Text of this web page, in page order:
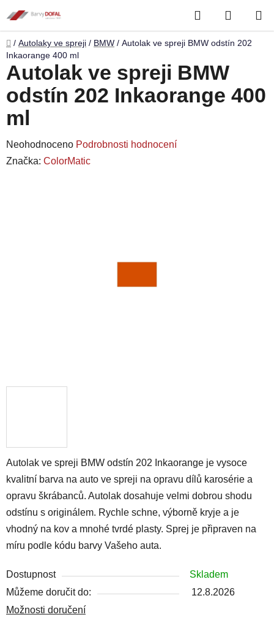
na
obsah
Hledat
KOŠÍK
Domů
/ Autolaky ve spreji / BMW / Autolak ve spreji BMW odstín 202
Inkaorange 400 ml
Autolak ve spreji BMW odstín 202 Inkaorange je vysoce
kvalitní barva na auto ve spreji na opravu dílů karosérie a
opravu škrábanců. Autolak dosahuje velmi dobrou shodu
odstínu s originálem. Rychle schne, výborně kryje a je
vhodný na kov a mnohé tvrdé plasty. Sprej je připraven na
míru podle kódu barvy Vašeho auta.
Dostupnost
Skladem
Můžeme doručit do:
12.8.2026
Možnosti doručení
Autolak ve spreji BMW
odstín 202 Inkaorange 400
ml
Průměrné
hodnocení
Neohodnoceno Podrobnosti hodnocení
Značka: ColorMatic